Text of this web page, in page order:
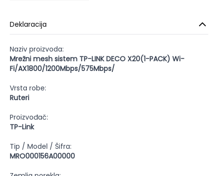
Deklaracija
Naziv proizvoda:
Mrežni mesh sistem TP-LINK DECO X20(1-PACK) Wi-
Fi/AX1800/1200Mbps/575Mbps/
Vrsta robe:
Ruteri
Proizvođač:
TP-Link
Tip / Model / Šifra:
MRO000156A00000